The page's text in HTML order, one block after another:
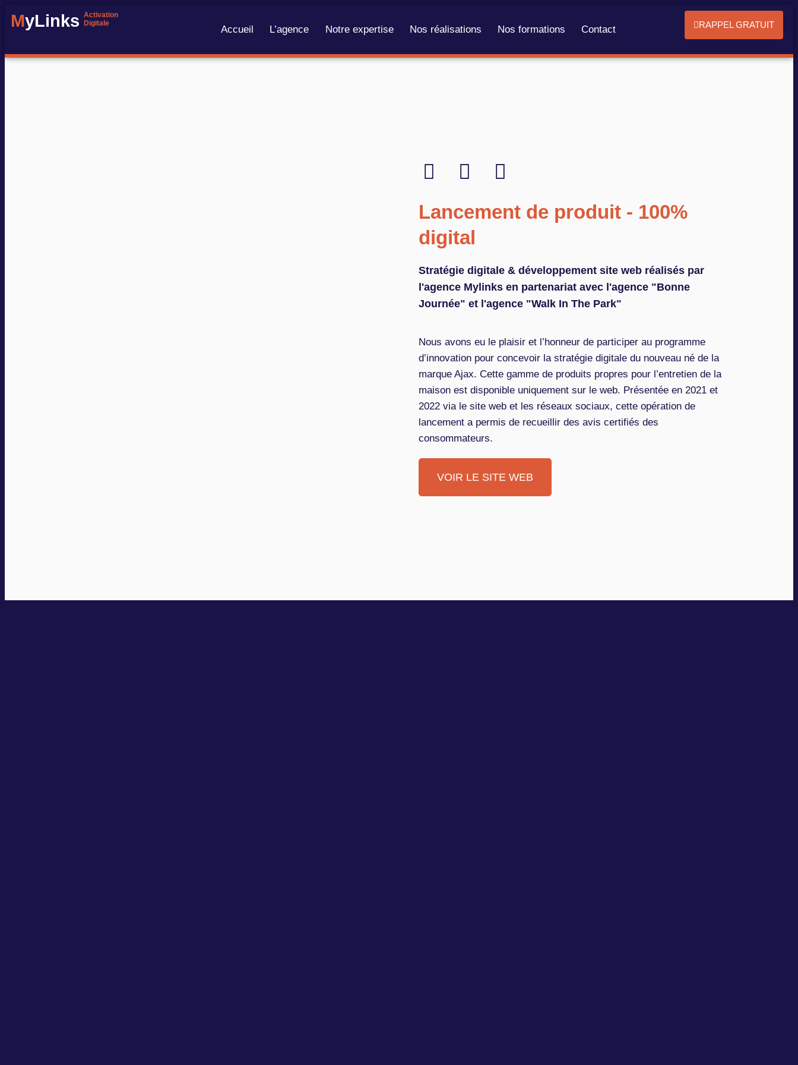
MyLinks Activation
Digitale
Accueil L’agence Notre expertise Nos réalisations Nos formations Contact RAPPEL GRATUIT
Lancement de produit - 100%
digital
Stratégie digitale & développement site web réalisés par
l'agence Mylinks en partenariat avec l'agence "Bonne
Journée" et l'agence "Walk In The Park"
Nous avons eu le plaisir et l’honneur de participer au programme
d’innovation pour concevoir la stratégie digitale du nouveau né de la
marque Ajax. Cette gamme de produits propres pour l’entretien de la
maison est disponible uniquement sur le web. Présentée en 2021 et
2022 via le site web et les réseaux sociaux, cette opération de
lancement a permis de recueillir des avis certifiés des
consommateurs.
VOIR LE SITE WEB